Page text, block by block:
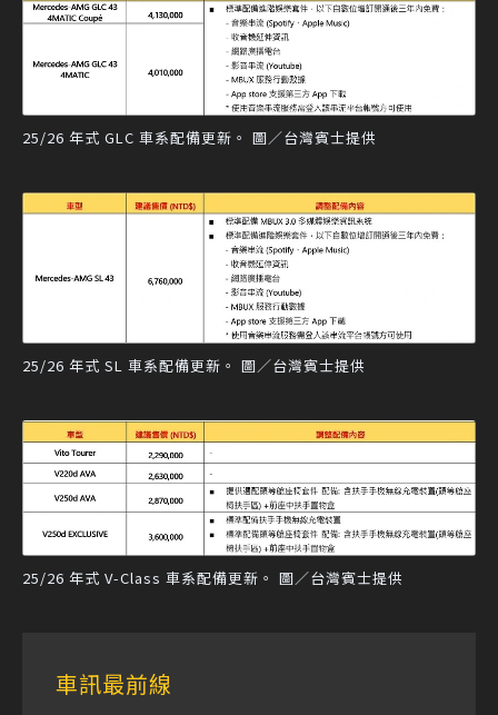
25/26 年式 GLC 車系配備更新。 圖／台灣賓士提供
25/26 年式 SL 車系配備更新。 圖／台灣賓士提供
25/26 年式 V-Class 車系配備更新。 圖／台灣賓士提供
車訊最前線